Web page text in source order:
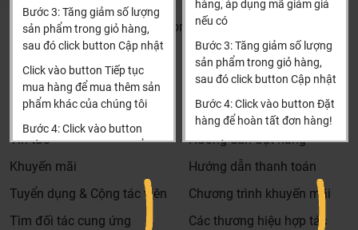
Bước 3: Tăng giảm số lượng
sản phẩm trong giỏ hàng,
sau đó click button Cập nhật
Click vào button Tiếp tục
mua hàng để mua thêm sản
phẩm khác của chúng tôi
Bước 4: Click vào button
Tiến hành thanh toán để
thanh toán đơn hàng của
Xin cảm ơn khách hàng!!!
hàng, áp dụng mã giảm giá
nếu có
Bước 3: Tăng giảm số lượng
sản phẩm trong giỏ hàng,
sau đó click button Cập nhật
Bước 4: Click vào button Đặt
hàng để hoàn tất đơn hàng!
Xin cảm ơn khách hàng!!!
Khalinguyen.vn@gmail.com
0904501766
Thông tin
Tìm đại lý & Hợp tác
Tin tức
Khuyến mãi
Tuyển dụng & Cộng tác viên
Tìm đối tác cung ứng
Thông tin thêm
Hướng dẫn mua hàng
Hướng dẫn đặt hàng
Hướng dẫn thanh toán
Chương trình khuyến mãi
Các thương hiệu hợp tác